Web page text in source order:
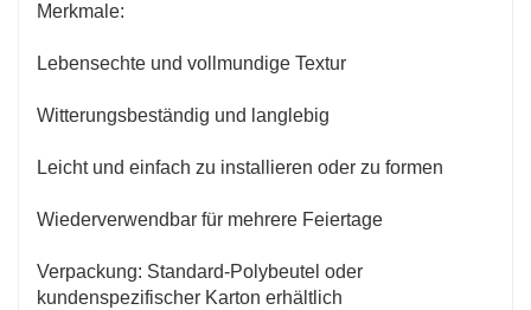
Merkmale:
Lebensechte und vollmundige Textur
Witterungsbeständig und langlebig
Leicht und einfach zu installieren oder zu formen
Wiederverwendbar für mehrere Feiertage
Verpackung: Standard-Polybeutel oder
kundenspezifischer Karton erhältlich